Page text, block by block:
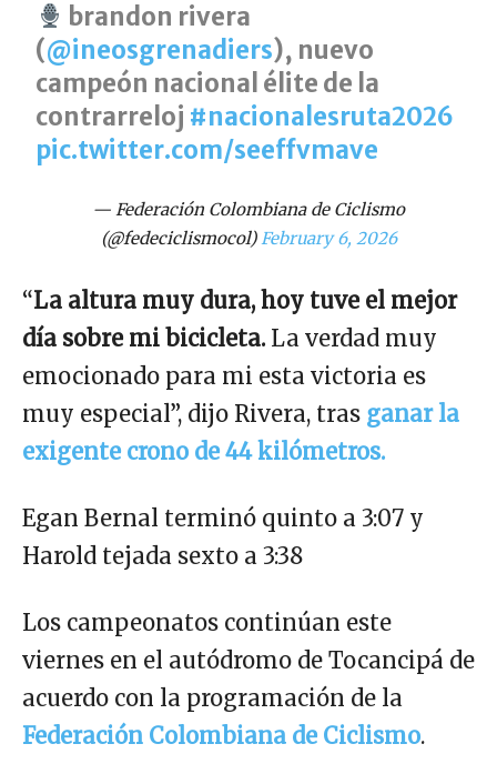
brandon rivera
(@ineosgrenadiers), nuevo
campeón nacional élite de la
contrarreloj #nacionalesruta2026
pic.twitter.com/seeffvmave
— Federación Colombiana de Ciclismo
(@fedeciclismocol)February 6, 2026
“La altura muy dura, hoy tuve el mejor
día sobre mi bicicleta. La verdad muy
emocionado para mi esta victoria es
muy especial”, dijo Rivera, tras ganar la
exigente crono de 44 kilómetros.
Egan Bernal terminó quinto a 3:07 y
Harold tejada sexto a 3:38
Los campeonatos continúan este
viernes en el autódromo de Tocancipá de
acuerdo con la programación de la
Federación Colombiana de Ciclismo.